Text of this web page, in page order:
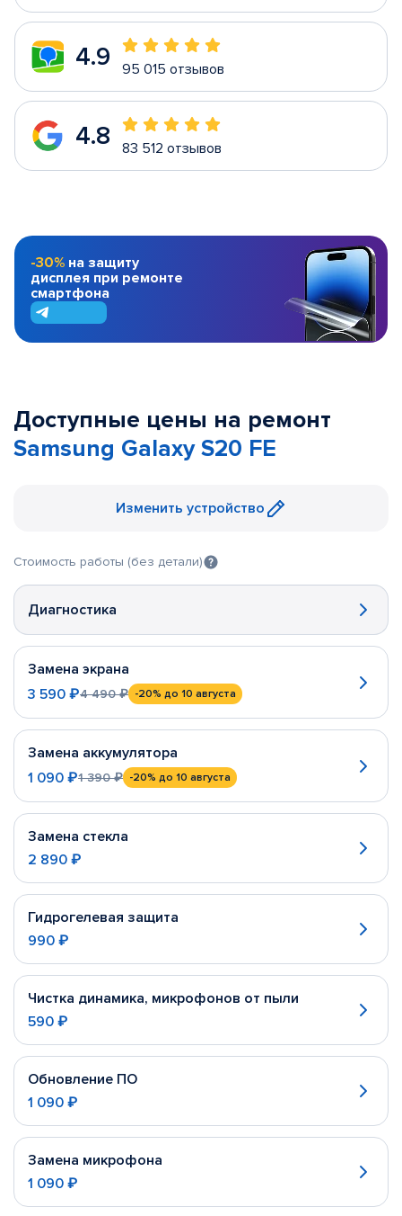
4.9 95 015 отзывов
4.8 83 512 отзывов
-30% на защиту
дисплея при ремонте
смартфона
Доступные цены на ремонт
Samsung Galaxy S20 FE
Изменить устройство
Стоимость работы (без детали)
Диагностика
Замена экрана
3 590 ₽4 490 ₽ -20% до 10 августа
Замена аккумулятора
1 090 ₽1 390 ₽ -20% до 10 августа
Замена стекла
2 890 ₽
Гидрогелевая защита
990 ₽
Чистка динамика, микрофонов от пыли
590 ₽
Обновление ПО
1 090 ₽
Замена микрофона
1 090 ₽